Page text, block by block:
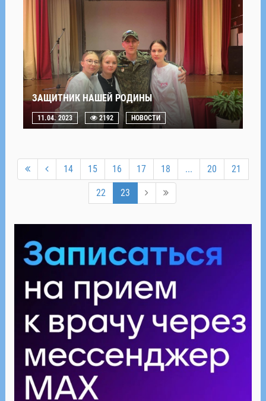
ЗАЩИТНИК НАШЕЙ РОДИНЫ
11.04. 2023 2192 НОВОСТИ
14 15 16 17 18 ... 20 21
22 23